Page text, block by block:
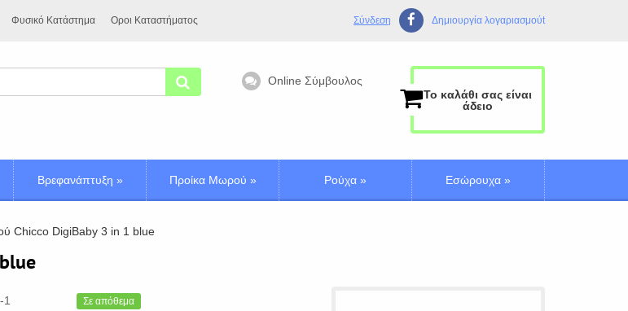
Σύνδεση Δημιουργία λογαριασμούt
Φυσικό Κατάστημα Οροι Καταστήματος
Online Σύμβουλος
Το καλάθι σας είναι
άδειο
Βρεφανάπτυξη » Προίκα Μωρού » Ρούχα » Εσώρουχα »
Chicco DigiBaby 3 in 1 blue
1 Σε απόθεμα